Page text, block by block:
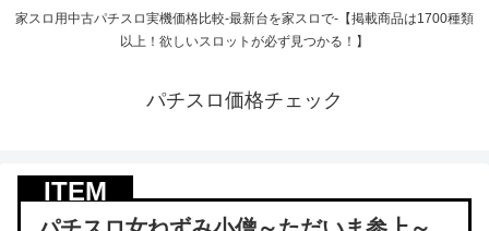
家スロ用中古パチスロ実機価格比較-最新台を家スロで-【掲載商品は1700種類
以上！欲しいスロットが必ず見つかる！】
パチスロ価格チェック